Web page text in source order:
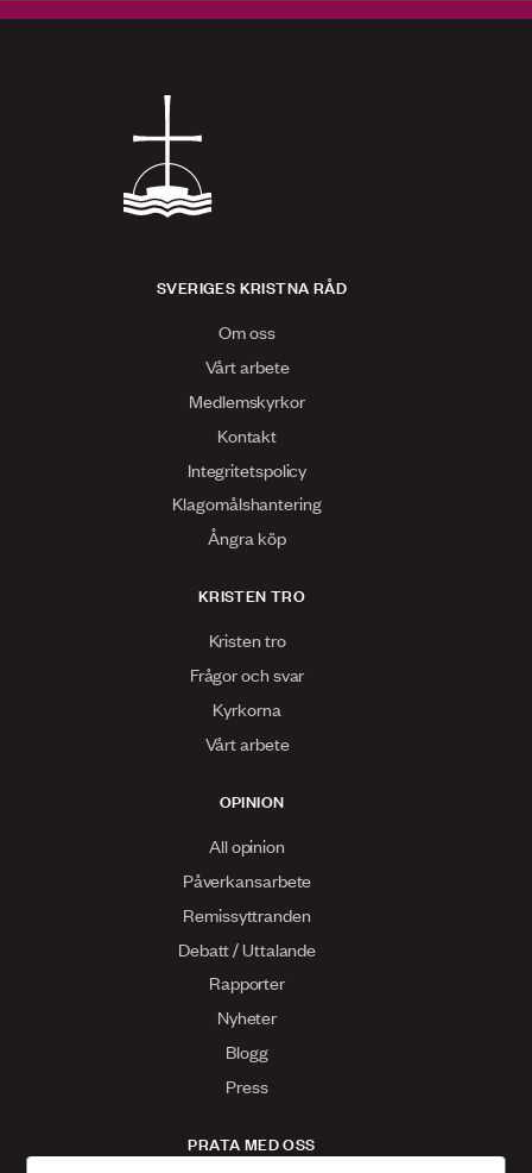
SVERIGES KRISTNA RÅD
Om oss
Vårt arbete
Medlemskyrkor
Kontakt
Integritetspolicy
Klagomålshantering
Ångra köp
KRISTEN TRO
Kristen tro
Frågor och svar
Kyrkorna
Vårt arbete
OPINION
All opinion
Påverkansarbete
Remissyttranden
Debatt / Uttalande
Rapporter
Nyheter
Blogg
Press
PRATA MED OSS